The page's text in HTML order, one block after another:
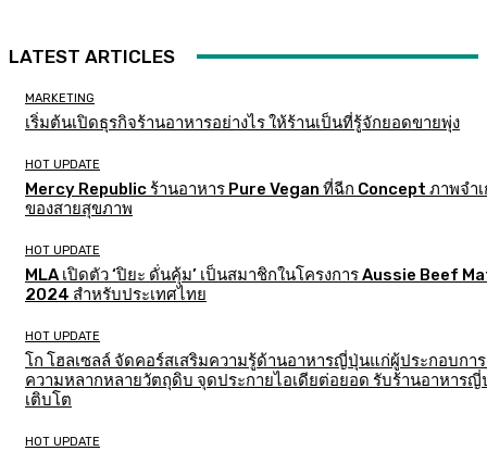
LATEST ARTICLES
MARKETING
เริ่มต้นเปิดธุรกิจร้านอาหารอย่างไร ให้ร้านเป็นที่รู้จักยอดขายพุ่ง
HOT UPDATE
Mercy Republic ร้านอาหาร Pure Vegan ที่ฉีก Concept ภาพจำเ
ของสายสุขภาพ
HOT UPDATE
MLA เปิดตัว ‘ปิยะ ดั่นคุ้ม’ เป็นสมาชิกในโครงการ Aussie Beef
2024 สำหรับประเทศไทย
HOT UPDATE
โก โฮลเซลล์ จัดคอร์สเสริมความรู้ด้านอาหารญี่ปุ่นแก่ผู้ประกอบกา
ความหลากหลายวัตถุดิบ จุดประกายไอเดียต่อยอด รับร้านอาหาร
เติบโต
HOT UPDATE